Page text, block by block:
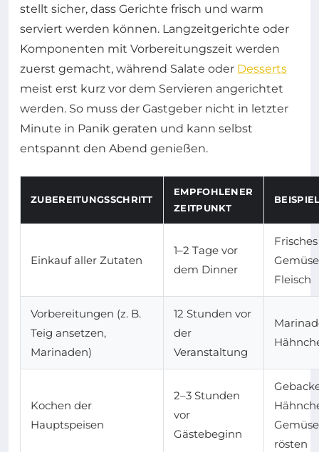
stellt sicher, dass Gerichte frisch und warm
serviert werden können. Langzeitgerichte oder
Komponenten mit Vorbereitungszeit werden
zuerst gemacht, während Salate oder Desserts
meist erst kurz vor dem Servieren angerichtet
werden. So muss der Gastgeber nicht in letzter
Minute in Panik geraten und kann selbst
entspannt den Abend genießen.
ZUBEREITUNGSSCHRITT
EMPFOHLENER
ZEITPUNKT
Einkauf aller Zutaten
1–2 Tage vor
dem Dinner
Frisches
Fleisch
Vorbereitungen (z. B.
Teig ansetzen,
Marinaden)
12 Stunden vor
der
Veranstaltung
Kochen der
Hauptspeisen
2–3 Stunden
vor
Gästebeginn
Gemüse
rösten